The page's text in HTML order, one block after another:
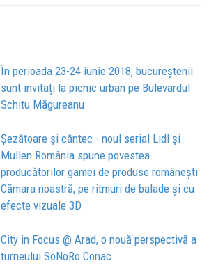
În perioada 23-24 iunie 2018, bucureștenii
sunt invitați la picnic urban pe Bulevardul
Schitu Măgureanu
Șezătoare și cântec - noul serial Lidl și
Mullen România spune povestea
producătorilor gamei de produse românești
Cămara noastră, pe ritmuri de balade și cu
efecte vizuale 3D
City in Focus @ Arad, o nouă perspectivă a
turneului SoNoRo Conac